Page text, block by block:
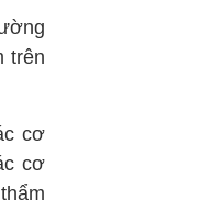
trên
cơ
cơ